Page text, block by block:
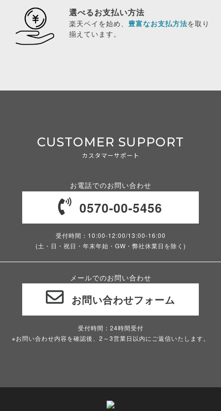
選べるお支払い方法
楽天ペイを始め、 豊富なお支払方法を取り
揃えています。
CUSTOMER SUPPORT
カスタマーサポート
お電話でのお問い合わせ
0570-00-5456
受付時間：10:00-12:00/13:00-16:00
(土・日・祝日・年末年始・GW・弊社休業日を除く)
メールでのお問い合わせ
お問い合わせフォーム
受付時間：24時間受付
※お問い合わせ内容を確認後、2～3営業日以内にご返信いたします。